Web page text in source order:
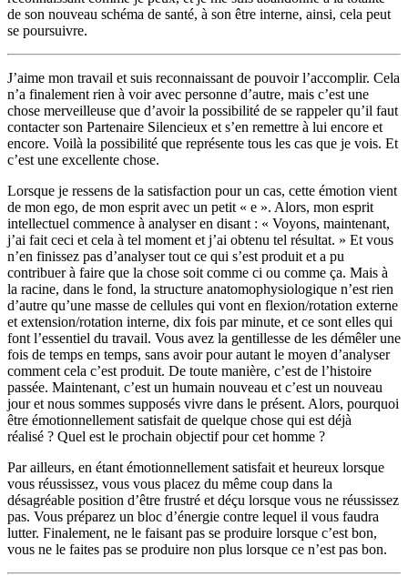
de son nouveau schéma de santé, à son être interne, ainsi, cela peut
se poursuivre.
J’aime mon travail et suis reconnaissant de pouvoir l’accomplir. Cela
n’a finalement rien à voir avec personne d’autre, mais c’est une
chose merveilleuse que d’avoir la possibilité de se rappeler qu’il faut
contacter son Partenaire Silencieux et s’en remettre à lui encore et
encore. Voilà la possibilité que représente tous les cas que je vois. Et
c’est une excellente chose.
Lorsque je ressens de la satisfaction pour un cas, cette émotion vient
de mon ego, de mon esprit avec un petit « e ». Alors, mon esprit
intellectuel commence à analyser en disant : « Voyons, maintenant,
j’ai fait ceci et cela à tel moment et j’ai obtenu tel résultat. » Et vous
n’en finissez pas d’analyser tout ce qui s’est produit et a pu
contribuer à faire que la chose soit comme ci ou comme ça. Mais à
la racine, dans le fond, la structure anatomophysiologique n’est rien
d’autre qu’une masse de cellules qui vont en flexion/rotation externe
et extension/rotation interne, dix fois par minute, et ce sont elles qui
font l’essentiel du travail. Vous avez la gentillesse de les démêler une
fois de temps en temps, sans avoir pour autant le moyen d’analyser
comment cela c’est produit. De toute manière, c’est de l’histoire
passée. Maintenant, c’est un humain nouveau et c’est un nouveau
jour et nous sommes supposés vivre dans le présent. Alors, pourquoi
être émotionnellement satisfait de quelque chose qui est déjà
réalisé ? Quel est le prochain objectif pour cet homme ?
Par ailleurs, en étant émotionnellement satisfait et heureux lorsque
vous réussissez, vous vous placez du même coup dans la
désagréable position d’être frustré et déçu lorsque vous ne réussissez
pas. Vous préparez un bloc d’énergie contre lequel il vous faudra
lutter. Finalement, ne le faisant pas se produire lorsque c’est bon,
vous ne le faites pas se produire non plus lorsque ce n’est pas bon.